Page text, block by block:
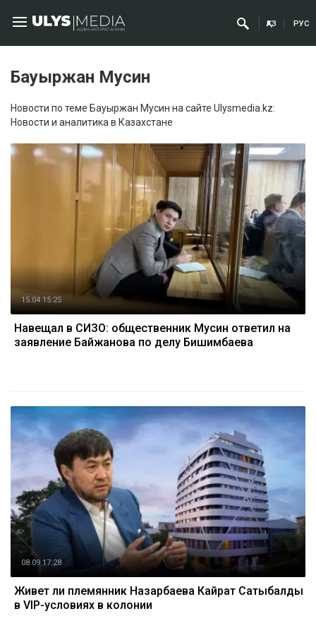
ҚАЗ РУС
Бауыржан Мусин
Новости по теме Бауыржан Мусин на сайте Ulysmedia.kz:
Новости и аналитика в Казахстане
15.04 15:25
Навещал в СИЗО: общественник Мусин ответил на
заявление Байжанова по делу Бишимбаева
08.09 17:28
Живет ли племянник Назарбаева Кайрат Сатыбалды
в VIP-условиях в колонии